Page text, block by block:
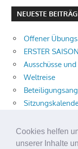
Cookies helfen
unserer Inhalte
NEUESTE
Offener
ERSTER
Ausschüsse
Weltreise
873 freie
Bühnenstück